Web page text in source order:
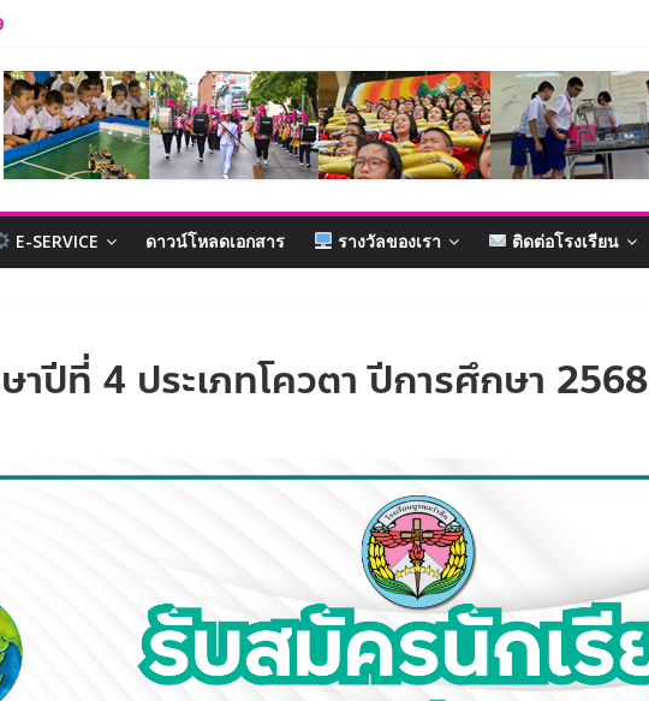
า 2570
กษา 2569
การศึกษา 2569
ศึกษา 2569
E-SERVICE ดาวน์โหลดเอกสาร รางวัลของเรา ติดต่อโรงเรียน
ปีที่ 4 ประเภทโควตา ปีการศึกษา 2568